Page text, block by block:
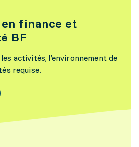
finance et
BF
activités, l’environnement de
requise.